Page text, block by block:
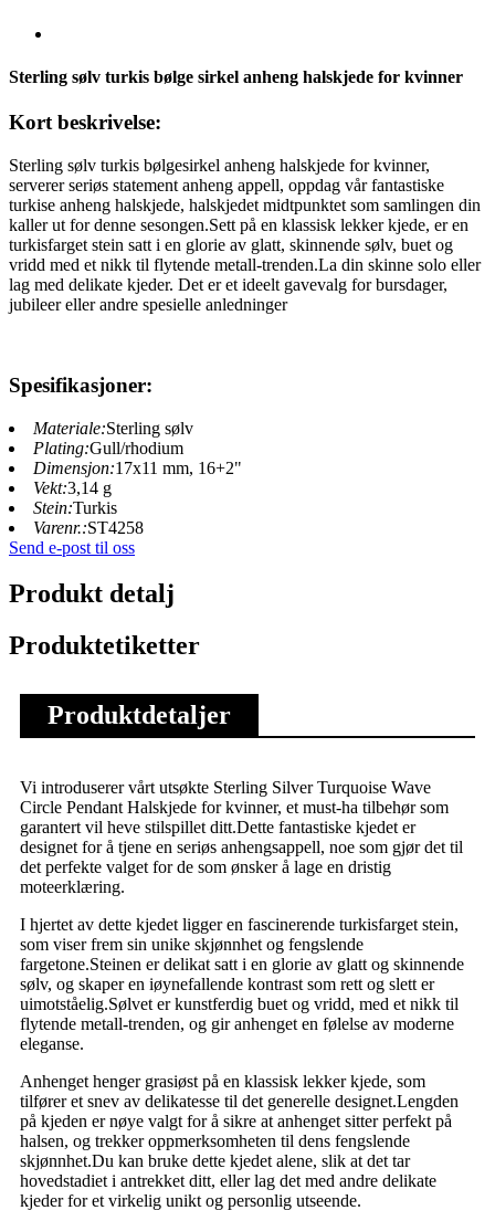
Sterling sølv turkis bølge sirkel anheng halskjede for kvinner
Kort beskrivelse:
Sterling sølv turkis bølgesirkel anheng halskjede for kvinner,
serverer seriøs statement anheng appell, oppdag vår fantastiske
turkise anheng halskjede, halskjedet midtpunktet som samlingen din
kaller ut for denne sesongen.Sett på en klassisk lekker kjede, er en
turkisfarget stein satt i en glorie av glatt, skinnende sølv, buet og
vridd med et nikk til flytende metall-trenden.La din skinne solo eller
lag med delikate kjeder. Det er et ideelt gavevalg for bursdager,
jubileer eller andre spesielle anledninger
Spesifikasjoner:
Materiale:Sterling sølv
Plating:Gull/rhodium
Dimensjon:17x11 mm, 16+2"
Vekt:3,14 g
Stein:Turkis
Varenr.:ST4258
Send e-post til oss
Produkt detalj
Produktetiketter
Produktdetaljer
Vi introduserer vårt utsøkte Sterling Silver Turquoise Wave
Circle Pendant Halskjede for kvinner, et must-ha tilbehør som
garantert vil heve stilspillet ditt.Dette fantastiske kjedet er
designet for å tjene en seriøs anhengsappell, noe som gjør det til
det perfekte valget for de som ønsker å lage en dristig
moteerklæring.
I hjertet av dette kjedet ligger en fascinerende turkisfarget stein,
som viser frem sin unike skjønnhet og fengslende
fargetone.Steinen er delikat satt i en glorie av glatt og skinnende
sølv, og skaper en iøynefallende kontrast som rett og slett er
uimotståelig.Sølvet er kunstferdig buet og vridd, med et nikk til
flytende metall-trenden, og gir anhenget en følelse av moderne
eleganse.
Anhenget henger grasiøst på en klassisk lekker kjede, som
tilfører et snev av delikatesse til det generelle designet.Lengden
på kjeden er nøye valgt for å sikre at anhenget sitter perfekt på
halsen, og trekker oppmerksomheten til dens fengslende
skjønnhet.Du kan bruke dette kjedet alene, slik at det tar
hovedstadiet i antrekket ditt, eller lag det med andre delikate
kjeder for et virkelig unikt og personlig utseende.